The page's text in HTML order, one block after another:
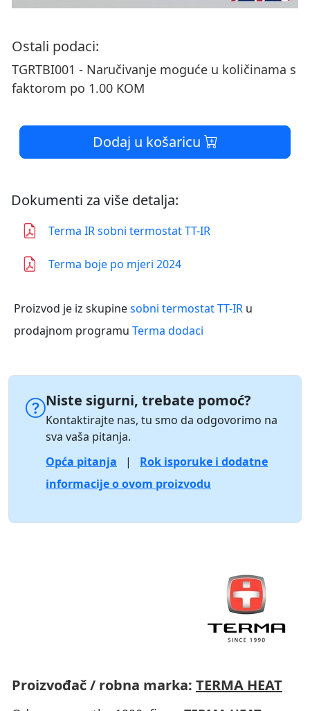
Ostali podaci:
TGRTBI001 - Naručivanje moguće u količinama s
faktorom po 1.00 KOM
Dodaj u košaricu
Dokumenti za više detalja:
Terma IR sobni termostat TT-IR
Terma boje po mjeri 2024
Proizvod je iz skupinesobni termostat TT-IR u
prodajnom programu Terma dodaci
Niste sigurni, trebate pomoć?
Kontaktirajte nas, tu smo da odgovorimo na
sva vaša pitanja.
Opća pitanja
|
Rok isporuke i dodatne
informacije o ovom proizvodu
Proizvođač / robna marka: TERMA HEAT